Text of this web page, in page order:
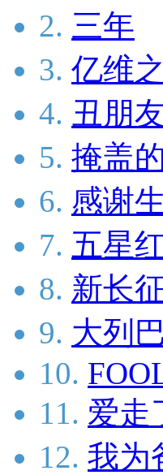
2. 三年
3. 亿维
4. 丑朋
5. 掩盖
6. 感谢
7. 五星
8. 新长
9. 大列
10.
11. 爱走
12. 我为